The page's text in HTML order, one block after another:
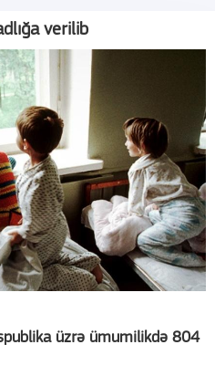
verilib
üzrə ümumilikdə 804